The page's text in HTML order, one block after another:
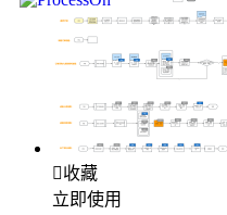
收藏
立即使用